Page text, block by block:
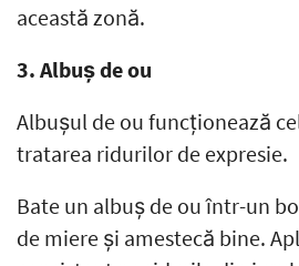
această zonă.
3. Albuș de ou
Albușul de ou funcționează
tratarea ridurilor de expresie.
Bate un albuș de ou într-un
de miere și amestecă bine.